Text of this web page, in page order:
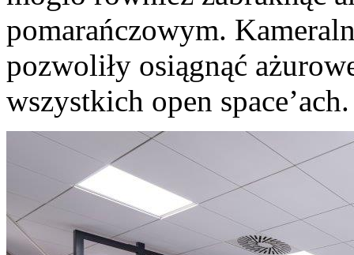
pomarańczowym.
pozwoliły osiągnąć
wszystkich open space’ach.